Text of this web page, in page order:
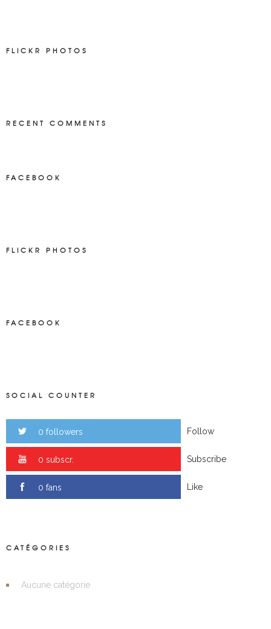
FLICKR PHOTOS
RECENT COMMENTS
FACEBOOK
FLICKR PHOTOS
FACEBOOK
SOCIAL COUNTER
0 followers Follow
0 subscr. Subscribe
0 fans Like
CATÉGORIES
Aucune catégorie